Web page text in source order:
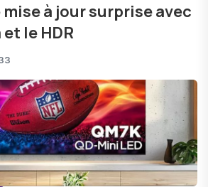
à jour surprise avec
le HDR